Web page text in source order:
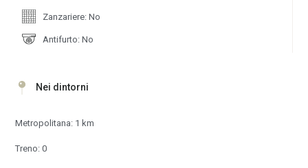
Zanzariere: No
Antifurto: No
Nei dintorni
Metropolitana: 1 km
Treno: 0